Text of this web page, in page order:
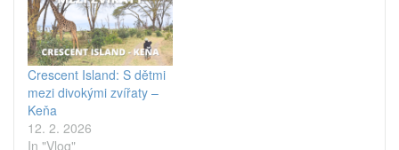
Crescent Island: S dětmi
mezi divokými zvířaty –
Keňa
12. 2. 2026
In "Vlog"